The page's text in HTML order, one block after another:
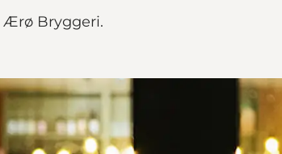
Ærø Bryggeri.